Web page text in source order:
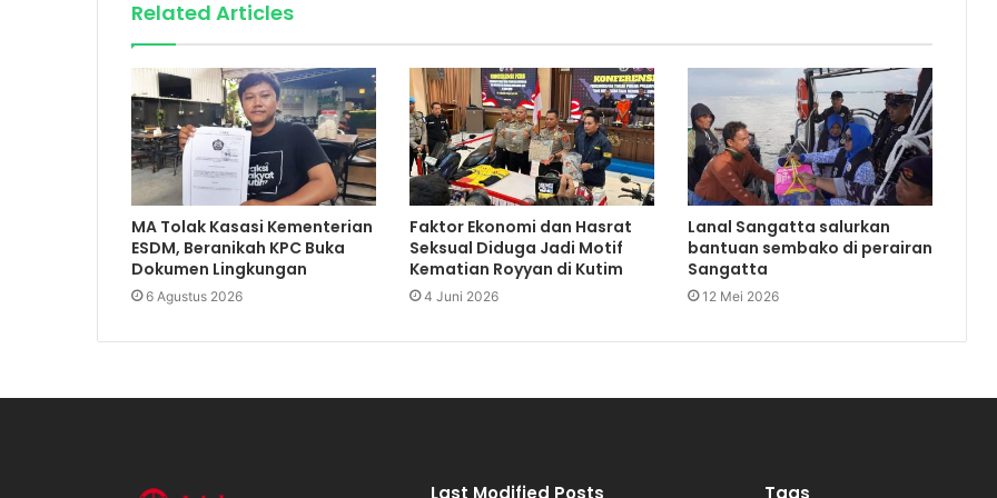
Related Articles
MA Tolak Kasasi Kementerian
ESDM, Beranikah KPC Buka
Dokumen Lingkungan
6 Agustus 2026
Faktor Ekonomi dan Hasrat
Seksual Diduga Jadi Motif
Kematian Royyan di Kutim
4 Juni 2026
Lanal Sangatta salurkan
bantuan sembako di perairan
Sangatta
12 Mei 2026
Last Modified Posts Tags